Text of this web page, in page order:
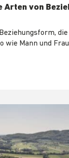
von
wie Mann und